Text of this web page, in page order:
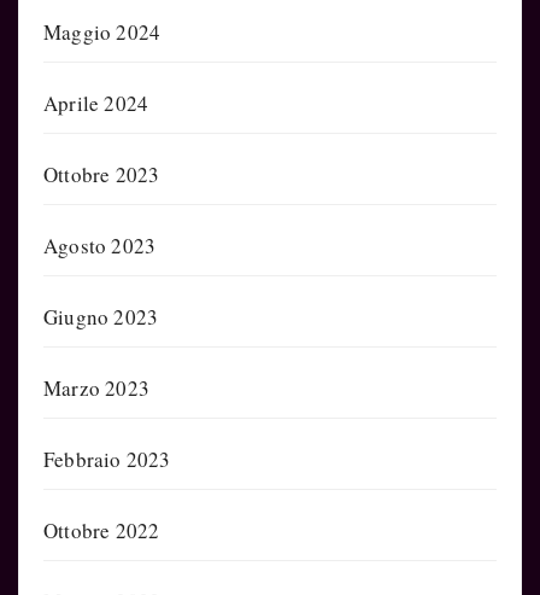
Maggio 2024
Aprile 2024
Ottobre 2023
Agosto 2023
Giugno 2023
Marzo 2023
Febbraio 2023
Ottobre 2022